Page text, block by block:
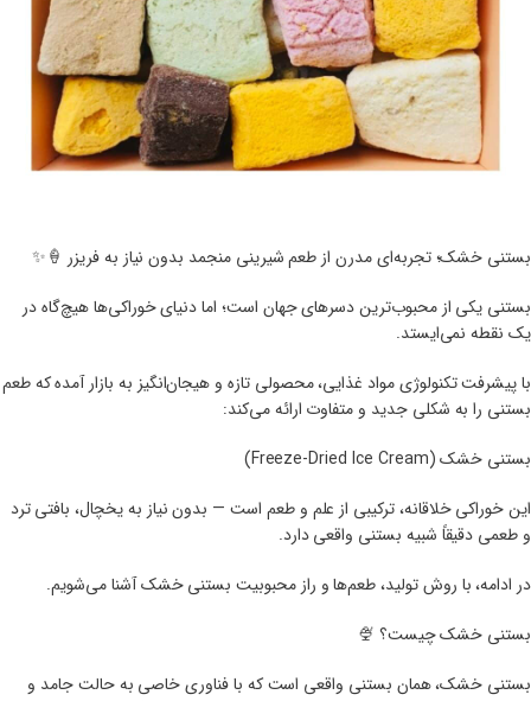
بستنی خشک؛ تجربه‌ای مدرن از طعم شیرینی منجمد بدون نیاز به فریزر 🍦✨
بستنی یکی از محبوب‌ترین دسرهای جهان است؛ اما دنیای خوراکی‌ها هیچ‌گاه در
یک نقطه نمی‌ایستد.
با پیشرفت تکنولوژی مواد غذایی، محصولی تازه و هیجان‌انگیز به بازار آمده که طعم
بستنی را به شکلی جدید و متفاوت ارائه می‌کند:
بستنی خشک (Freeze-Dried Ice Cream)
این خوراکی خلاقانه، ترکیبی از علم و طعم است — بدون نیاز به یخچال، بافتی ترد
و طعمی دقیقاً شبیه بستنی واقعی دارد.
در ادامه، با روش تولید، طعم‌ها و راز محبوبیت بستنی خشک آشنا می‌شویم.
بستنی خشک چیست؟ 🍨
بستنی خشک، همان بستنی واقعی است که با فناوری خاصی به حالت جامد و